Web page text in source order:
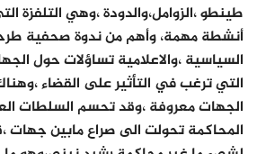
طينطو ،الزوامل،والدودة ،وهي التلفزة
أنشطة مهمة، وأهم من ندوة صحفية
السياسية ،والاعلامية تساؤلات حول
التي ترغب في التأثير على القضاء
الجهات معروفة ،وقد تحسم السلطات
المحاكمة تحولت الى صراع مابين